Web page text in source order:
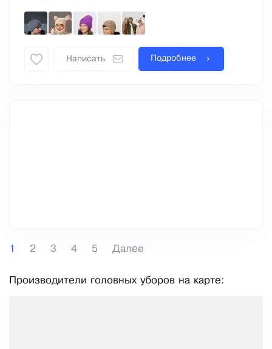
Написать Подробнее
1 2 3 4 5 Далее
Производители головных уборов на карте: